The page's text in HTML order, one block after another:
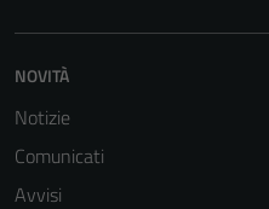
NOVITÀ
Notizie
Comunicati
Avvisi